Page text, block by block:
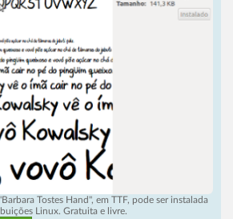
Tostes Hand", em TTF, pode ser instalada
Linux. Gratuita e livre.